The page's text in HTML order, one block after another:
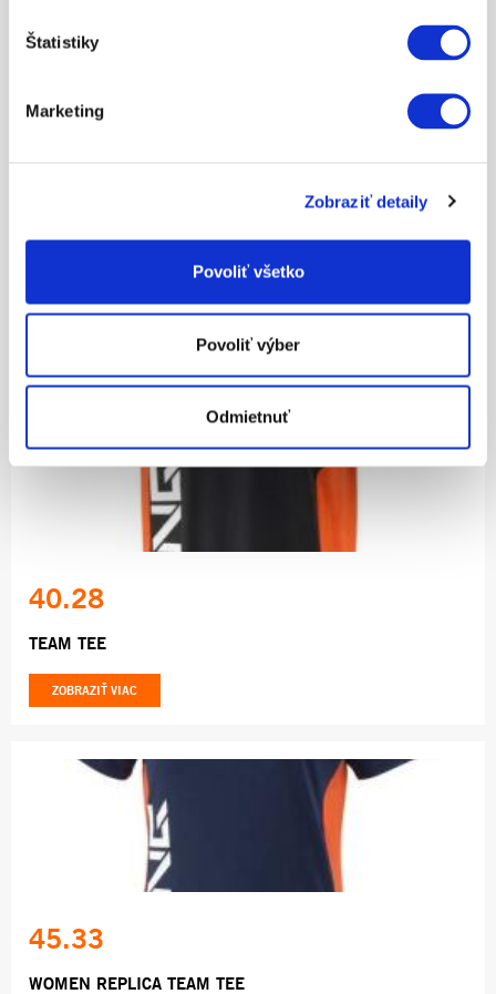
Štatistiky
Marketing
Zobraziť detaily
Povoliť všetko
Povoliť výber
Odmietnuť
KIDS TEAM TEE
40.28
TEAM TEE
ZOBRAZIŤ VIAC
45.33
WOMEN REPLICA TEAM TEE